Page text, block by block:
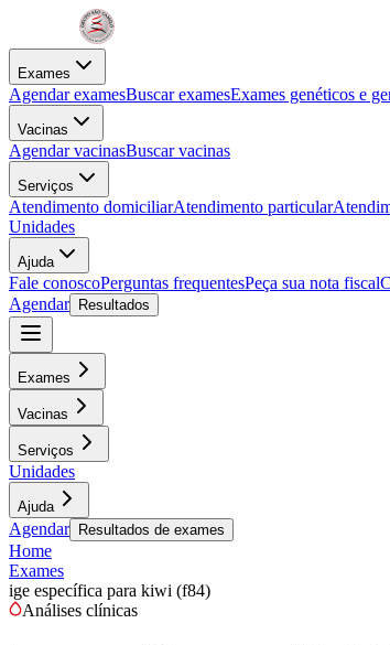
Exames
Agendar examesBuscar examesExames genéticos e
Vacinas
Agendar vacinasBuscar vacinas
Serviços
Atendimento domiciliarAtendimento particular
Unidades
Ajuda
Fale conoscoPerguntas frequentesPeça sua nota fiscal
Agendar
Resultados
Exames
Vacinas
Serviços
Unidades
Ajuda
Agendar Resultados de exames
Home
Exames
ige específica para kiwi (f84)
Análises clínicas